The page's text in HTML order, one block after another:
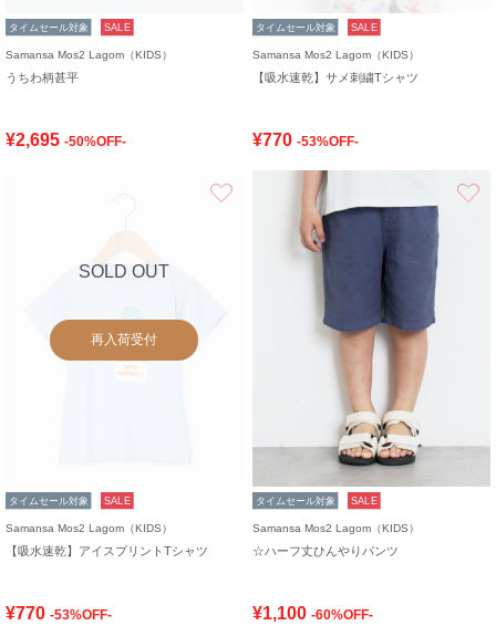
タイムセール対象 SALE
Samansa Mos2 Lagom（KIDS）
うちわ柄甚平
¥2,695 -50%OFF-
タイムセール対象 SALE
Samansa Mos2 Lagom（KIDS）
【吸水速乾】サメ刺繍Tシャツ
¥770 -53%OFF-
SOLD OUT
再入荷受付
タイムセール対象 SALE
Samansa Mos2 Lagom（KIDS）
【吸水速乾】アイスプリントTシャツ
¥770 -53%OFF-
タイムセール対象 SALE
Samansa Mos2 Lagom（KIDS）
☆ハーフ丈ひんやりパンツ
¥1,100 -60%OFF-